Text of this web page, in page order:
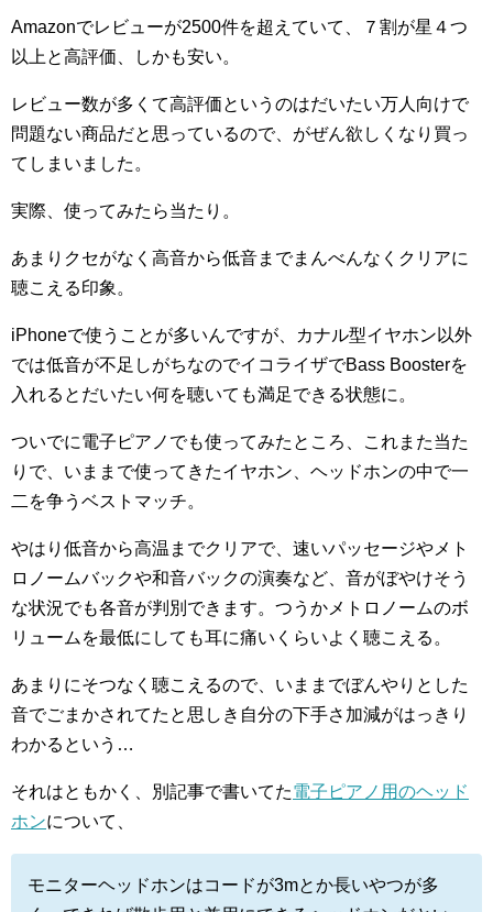
Amazonでレビューが2500件を超えていて、７割が星４つ
以上と高評価、しかも安い。
レビュー数が多くて高評価というのはだいたい万人向けで
問題ない商品だと思っているので、がぜん欲しくなり買っ
てしまいました。
実際、使ってみたら当たり。
あまりクセがなく高音から低音までまんべんなくクリアに
聴こえる印象。
iPhoneで使うことが多いんですが、カナル型イヤホン以外
では低音が不足しがちなのでイコライザでBass Boosterを
入れるとだいたい何を聴いても満足できる状態に。
ついでに電子ピアノでも使ってみたところ、これまた当た
りで、いままで使ってきたイヤホン、ヘッドホンの中で一
二を争うベストマッチ。
やはり低音から高温までクリアで、速いパッセージやメト
ロノームバックや和音バックの演奏など、音がぼやけそう
な状況でも各音が判別できます。つうかメトロノームのボ
リュームを最低にしても耳に痛いくらいよく聴こえる。
あまりにそつなく聴こえるので、いままでぼんやりとした
音でごまかされてたと思しき自分の下手さ加減がはっきり
わかるという…
それはともかく、別記事で書いてた電子ピアノ用のヘッド
ホンについて、
モニターヘッドホンはコードが3mとか長いやつが多